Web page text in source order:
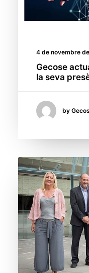
4 de novembre
Gecose
la seva
by